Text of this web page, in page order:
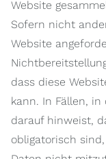
Website
Sofern nicht
Website
dass diese
kann. In Fällen,
darauf hinweist,
obligatorisch